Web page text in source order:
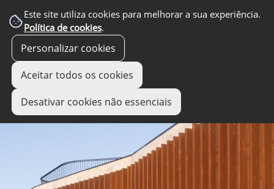
Este site utiliza cookies para melhorar a sua experiência.
Política de cookies.
Personalizar cookies
Aceitar todos os cookies
Desativar cookies não essenciais
links úteis